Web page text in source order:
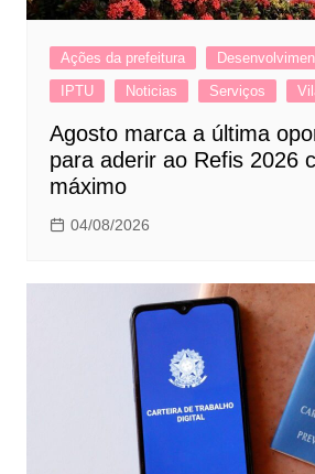
Ações da prefeitura
IPTU
Noticias Serviços
Agosto marca a última
para aderir ao Refis 2026
máximo
04/08/2026